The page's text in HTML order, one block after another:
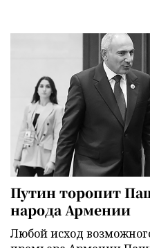
Путин торопит
народа Армении
Любой исход